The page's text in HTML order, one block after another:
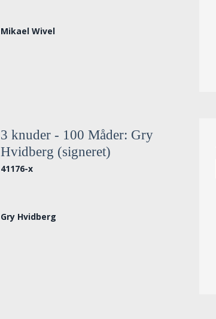
Mikael Wivel
3 knuder - 100 Måder: Gry
Hvidberg (signeret)
41176-x
Gry Hvidberg